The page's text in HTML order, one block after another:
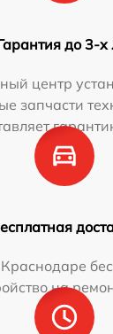
до 3-х
центр
запчасти
на